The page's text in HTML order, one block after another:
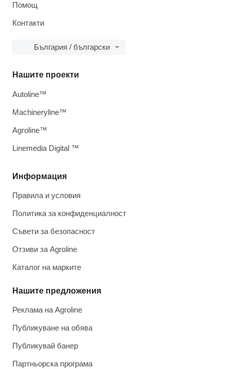
Помощ
Контакти
България / български
Информация
Правила и условия
Политика за конфиденциалност
Съвети за безопасност
Отзиви за Agroline
Каталог на марките
Нашите предложения
Реклама на Agroline
Публикуване на обява
Публикувай банер
Партньорска програма
Нашите проекти
Autoline™
Machineryline™
Agroline™
Linemedia Digital ™